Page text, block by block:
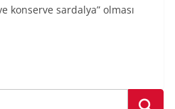
konserve sardalya” olması